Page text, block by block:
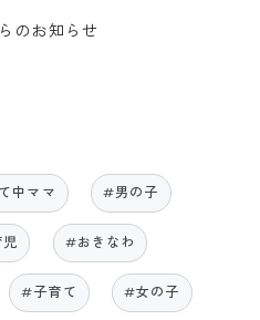
のお知らせ
中ママ #男の子
#おきなわ
#子育て #女の子